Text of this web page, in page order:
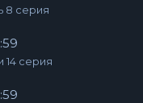
8 серия
14 серия